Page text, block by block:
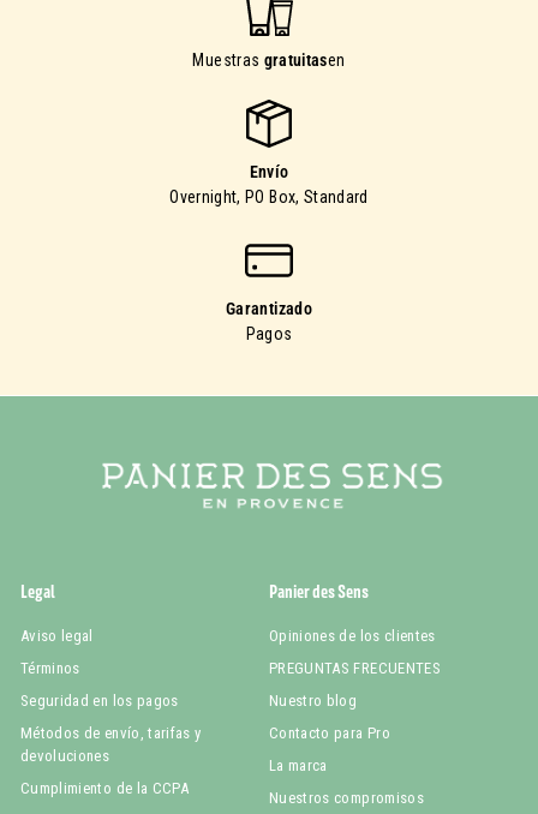
Muestras gratuitasen
Envío
Overnight, PO Box, Standard
Garantizado
Pagos
Legal
Aviso legal
Términos
Seguridad en los pagos
Métodos de envío, tarifas y
devoluciones
Cumplimiento de la CCPA
Panier des Sens
Opiniones de los clientes
PREGUNTAS FRECUENTES
Nuestro blog
Contacto para Pro
La marca
Nuestros compromisos